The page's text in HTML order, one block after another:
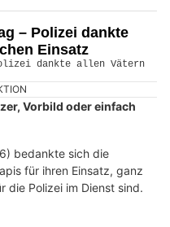
– Polizei dankte
Einsatz
Vorbild oder einfach
bedankte sich die
für ihren Einsatz, ganz
die Polizei im Dienst sind.